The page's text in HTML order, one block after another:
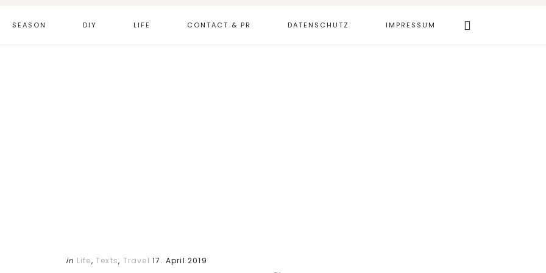
SEASON DIY LIFE CONTACT & PR DATENSCHUTZ IMPRESSUM Webseite
durchsuchen
in Life,Texts, Travel 17. April 2019